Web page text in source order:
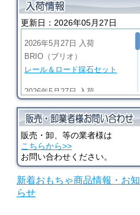
更新日：2026年05月27日
2026年5月27日 入荷
BRIO（ブリオ）
レール＆ロード採石セット
2026年5月27日 入荷
ビッググリーンアクション機
関車
2026年5月27日 入荷
BRIO（ブリオ）
マイティゴールドアクション
機関車
販売・卸、等の業者様は
こちらから>>
お問い合わせください。
新着おもちゃ商品情報・お知
らせ